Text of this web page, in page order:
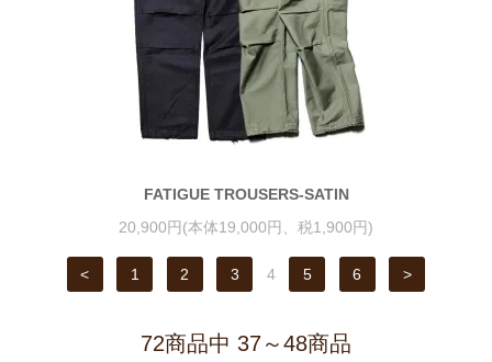
FATIGUE TROUSERS-SATIN
20,900円(本体19,000円、税1,900円)
< 1 2 3 4 5 6 >
72商品中 37～48商品